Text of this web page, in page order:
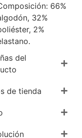
66%
32%
2%
del
de tienda